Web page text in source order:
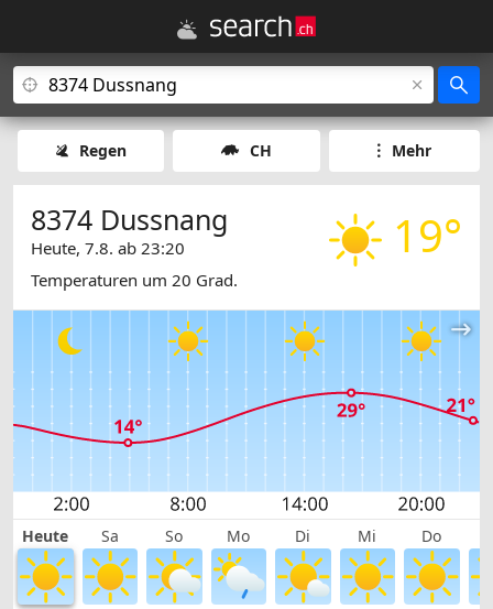
Regen CH Mehr
19°
8374 Dussnang
Heute, 7.8. ab 23:20
Temperaturen um 20 Grad.
Heute Sa So Mo Di Mi Do